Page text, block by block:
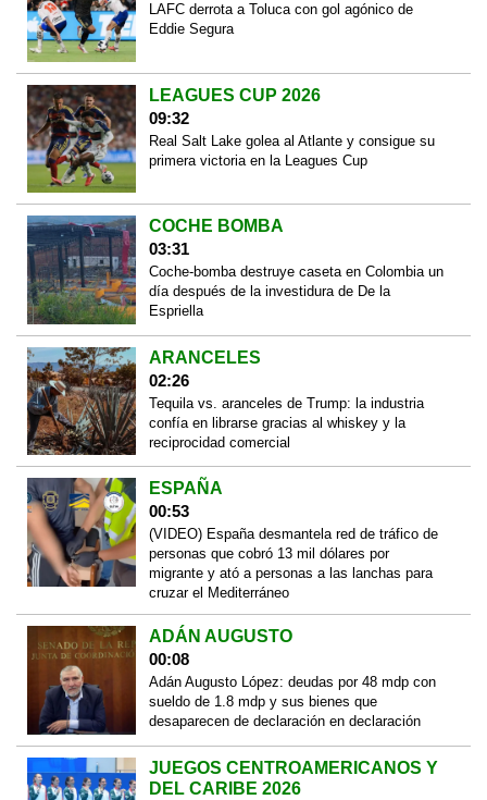
LAFC derrota a Toluca con gol agónico de
Eddie Segura
LEAGUES CUP 2026
09:32
Real Salt Lake golea al Atlante y consigue su
primera victoria en la Leagues Cup
COCHE BOMBA
03:31
Coche-bomba destruye caseta en Colombia un
día después de la investidura de De la
Espriella
ARANCELES
02:26
Tequila vs. aranceles de Trump: la industria
confía en librarse gracias al whiskey y la
reciprocidad comercial
ESPAÑA
00:53
(VIDEO) España desmantela red de tráfico de
personas que cobró 13 mil dólares por
migrante y ató a personas a las lanchas para
cruzar el Mediterráneo
ADÁN AUGUSTO
00:08
Adán Augusto López: deudas por 48 mdp con
sueldo de 1.8 mdp y sus bienes que
desaparecen de declaración en declaración
JUEGOS CENTROAMERICANOS Y
DEL CARIBE 2026